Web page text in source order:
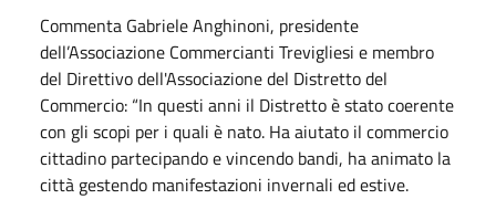
Commenta Gabriele Anghinoni, presidente
dell’Associazione Commercianti Trevigliesi e membro
del Direttivo dell'Associazione del Distretto del
Commercio: “In questi anni il Distretto è stato coerente
con gli scopi per i quali è nato. Ha aiutato il commercio
cittadino partecipando e vincendo bandi, ha animato la
città gestendo manifestazioni invernali ed estive.